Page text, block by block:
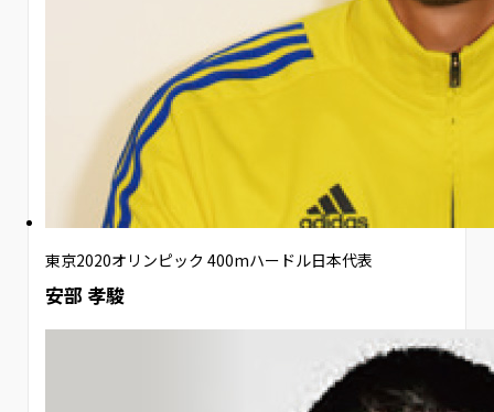
東京2020オリンピック 400mハードル日本代表
安部 孝駿